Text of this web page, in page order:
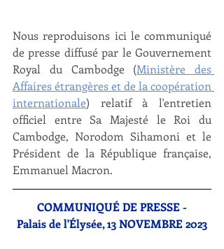
Nous reproduisons ici le communiqué
de presse diffusé par le Gouvernement
Royal du Cambodge (Ministère des
Affaires étrangères et de la coopération
internationale) relatif à l'entretien
officiel entre Sa Majesté le Roi du
Cambodge, Norodom Sihamoni et le
Président de la République française,
Emmanuel Macron.
COMMUNIQUÉ DE PRESSE -
Palais de l'Élysée, 13 NOVEMBRE 2023